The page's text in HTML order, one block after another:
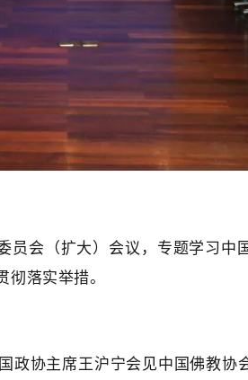
员会（扩大）会议，专题学习中
落实举措。
政协主席王沪宁会见中国佛教协